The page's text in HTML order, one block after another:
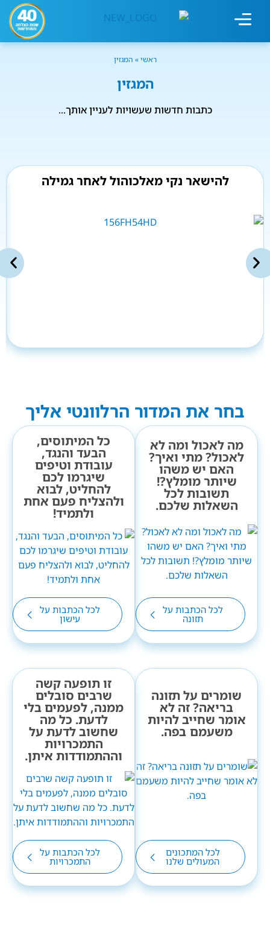
ראשי» המגזין
המגזין
כתבות חדשות שעשויות לעניין אותך...
להישאר נקי מאלכוהול לאחר גמילה
בחר את המדור הרלוונטי אליך
מה לאכול ומה לא
לאכול? מתי ואיך?
האם יש משהו
שיותר מומלץ?!
תשובות לכל
השאלות שלכם.
לכל הכתבות על
תזונה
כל המיתוסים,
הבעד והנגד,
עובודת וטיפים
שיגרמו לכם
להחליט, לבוא
ולהצליח פעם אחת
ולתמיד!
לכל הכתבות על
עישון
שומרים על תזונה
בריאה? זה לא
אומר שחייב להיות
משעמם בפה.
לכל המתכונים
המעולים שלנו
זו תופעה קשה
שרבים סובלים
ממנה, לפעמים בלי
לדעת. כל מה
שחשוב לדעת על
התמכרויות
וההתמודדות איתן.
לכל הכתבות על
התמכרויות